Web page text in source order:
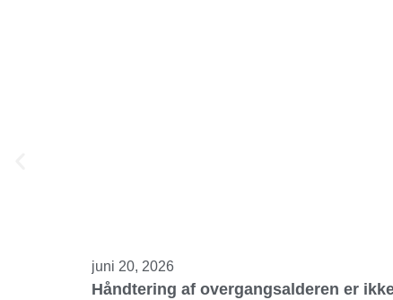
juni 20, 2026
Håndtering af overgangsalderen er